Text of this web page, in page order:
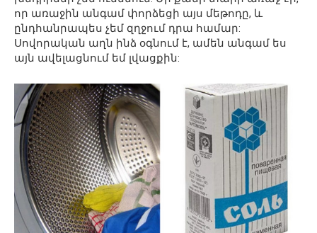
որ առաջին անգամ փորձեցի այս մեթոդը, և
ընդհանրապես չեմ զղջում դրա համար:
Սովորական աղն ինձ օգնում է, ամեն անգամ ես
այն ավելացնում եմ լվացքին: